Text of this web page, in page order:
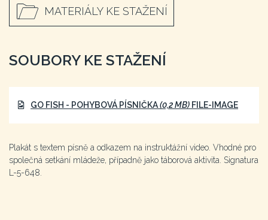
MATERIÁLY KE STAŽENÍ
SOUBORY KE STAŽENÍ
GO FISH - POHYBOVÁ PÍSNIČKA(0,2 MB) FILE-IMAGE
Plakát s textem písně a odkazem na instruktážní video. Vhodné pro
společná setkání mládeže, případně jako táborová aktivita. Signatura
L-5-648.